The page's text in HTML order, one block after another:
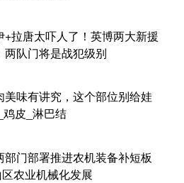
+拉唐太吓人了！英博两大新援
两队门将是战犯级别
美味有讲究，这个部位别给娃
皮_淋巴结
部门部署推进农机装备补短板
农业机械化发展